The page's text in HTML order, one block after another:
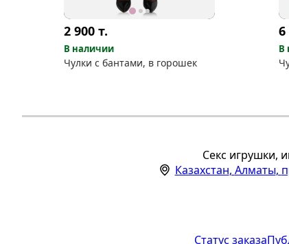
2 900т.
В наличии
Чулки с бантами, в горошек
6
В
Секс игрушки,
Казахстан, Алматы,
Статус заказа